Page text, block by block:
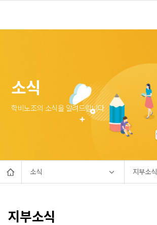
소식
학비노조의 소식을 알려드립니다.
소식 지부소식
지부소식